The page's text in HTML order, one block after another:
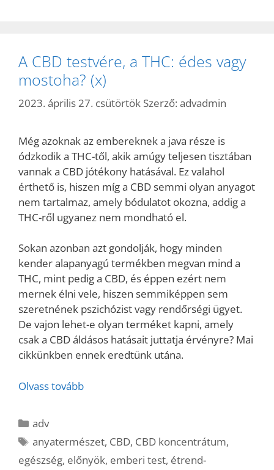
A CBD testvére, a THC: édes vagy
mostoha? (x)
2023. április 27. csütörtök Szerző: advadmin
Még azoknak az embereknek a java része is
ódzkodik a THC-től, akik amúgy teljesen tisztában
vannak a CBD jótékony hatásával. Ez valahol
érthető is, hiszen míg a CBD semmi olyan anyagot
nem tartalmaz, amely bódulatot okozna, addig a
THC-ről ugyanez nem mondható el.
Sokan azonban azt gondolják, hogy minden
kender alapanyagú termékben megvan mind a
THC, mint pedig a CBD, és éppen ezért nem
mernek élni vele, hiszen semmiképpen sem
szeretnének pszichózist vagy rendőrségi ügyet.
De vajon lehet-e olyan terméket kapni, amely
csak a CBD áldásos hatásait juttatja érvényre? Mai
cikkünkben ennek eredtünk utána.
Olvass tovább
Kategória
adv
Címkék
anyatermészet, CBD, CBD koncentrátum,
egészség, előnyök, emberi test, étrend-